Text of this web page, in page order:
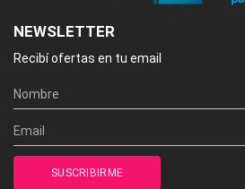
NEWSLETTER
Recibí ofertas en tu email